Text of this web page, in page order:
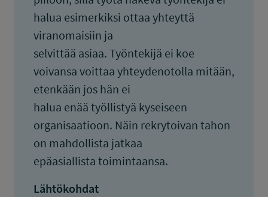
halua esimerkiksi ottaa yhteyttä
viranomaisiin ja
selvittää asiaa. Työntekijä ei koe
voivansa voittaa yhteydenotolla mitään,
etenkään jos hän ei
halua enää työllistyä kyseiseen
organisaatioon. Näin rekrytoivan tahon
on mahdollista jatkaa
epäasiallista toimintaansa.
Lähtökohdat